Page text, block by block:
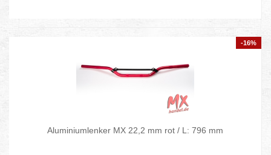
-16%
Aluminiumlenker MX 22,2 mm rot / L: 796 mm